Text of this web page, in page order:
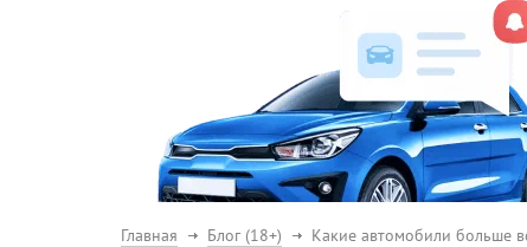
Главная Блог (18+) Какие автомобили больше